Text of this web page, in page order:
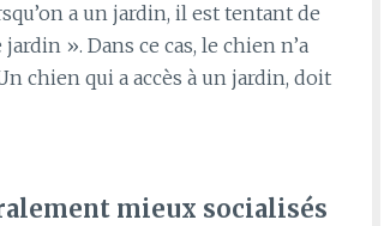
a un jardin, il est tentant de
jardin ». Dans ce cas, le chien n’a
chien qui a accès à un jardin, doit
mieux socialisés